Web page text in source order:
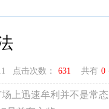
点击次数： 631 共有 0
上迅速牟利并不是常